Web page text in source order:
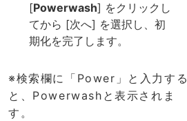
[Powerwash] をクリックし
てから [次へ] を選択し、初
期化を完了します。
※検索欄に「Power」と入力する
と、Powerwashと表示されま
す。